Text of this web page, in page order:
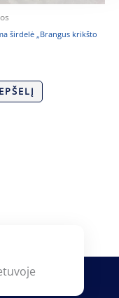
širdelė „Brangus krikšto